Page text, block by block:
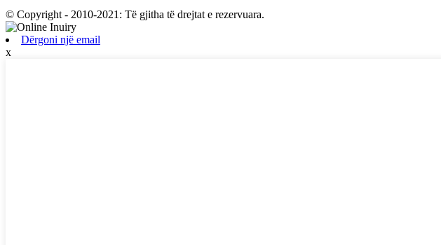
© Copyright - 2010-2021: Të gjitha të drejtat e rezervuara.
Dërgoni një email
x